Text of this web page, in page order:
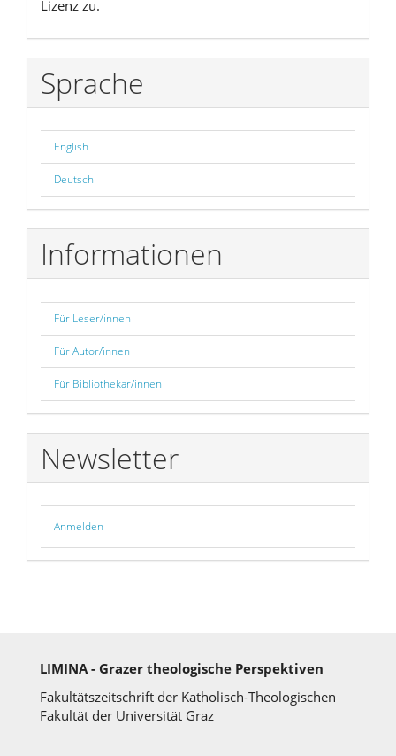
Lizenz zu.
Sprache
English
Deutsch
Informationen
Für Leser/innen
Für Autor/innen
Für Bibliothekar/innen
Newsletter
Anmelden
LIMINA - Grazer theologische Perspektiven
Fakultätszeitschrift der Katholisch-Theologischen
Fakultät der Universität Graz